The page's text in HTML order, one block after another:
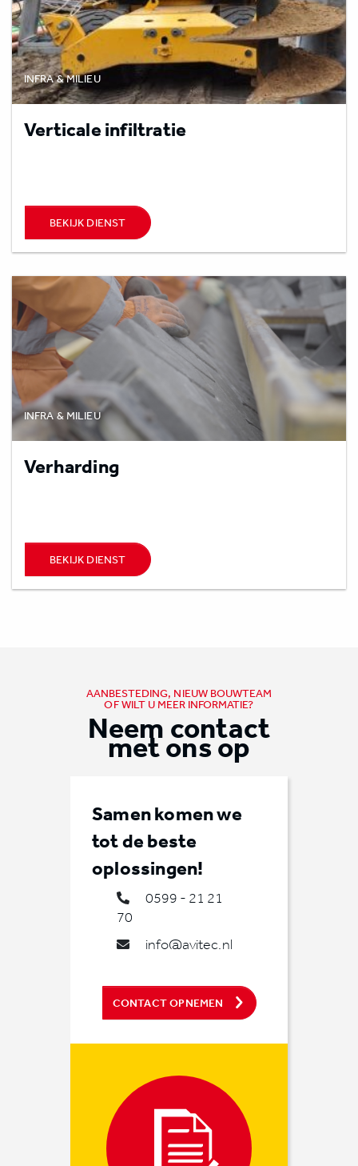
INFRA & MILIEU
Verticale infiltratie
BEKIJK DIENST
INFRA & MILIEU
Verharding
BEKIJK DIENST
AANBESTEDING, NIEUW BOUWTEAM
OF WILT U MEER INFORMATIE?
Neem contact
met ons op
Samen komen we
tot de beste
oplossingen!
0599 - 21 21
70
info@avitec.nl
CONTACT OPNEMEN